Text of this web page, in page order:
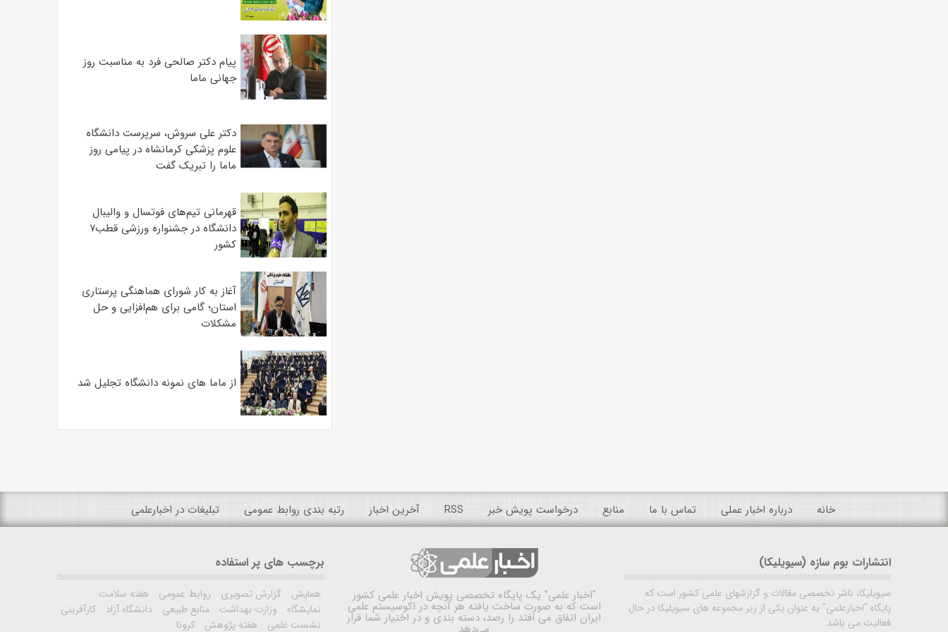
پیام دکتر صالحی فرد به مناسبت روز
جهانی ماما
دکتر علی سروش، سرپرست دانشگاه
علوم پزشکی کرمانشاه در پیامی روز
ماما را تبریک گفت
قهرمانی تیم‌های فوتسال و والیبال
دانشگاه در جشنواره ورزشی قطب۷
کشور
آغاز به کار شورای هماهنگی پرستاری
استان؛ گامی برای هم‌افزایی و حل
مشکلات
از ماما های نمونه دانشگاه تجلیل شد
خانه درباره اخبار عملی تماس با ما منابع درخواست پویش خبر RSS آخرین اخبار رتبه بندی روابط عمومی تبلیغات در اخبارعلمی
انتشارات بوم سازه (سیویلیکا)
سیویلیکا، ناشر تخصصی مقالات و گزارشهای علمی کشور است که
پایگاه "اخبارعلمی" به عنوان یکی از زیر مجموعه های سیویلیکا در حال
فعالیت می باشد.
"اخبار علمی" یک پایگاه تخصصی پویش اخبار علمی کشور
است که به صورت ساخت یافته هر آنچه در اکوسیستم علمی
ایران اتفاق می افتد را رصد، دسته بندی و در اختیار شما قرار
برچسب های پر استفاده
همایش گزارش تصویری روابط عمومی
هفته سلامت
نمایشگاه
وزارت بهداشت منابع طبیعی دانشگاه آزاد
کارآفرینی
نشست علمی
هفته پژوهش کرونا